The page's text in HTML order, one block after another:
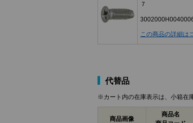
７
この商品の詳細は
代替品
※カート内の在庫表示は、小箱在
商品画像
商品名